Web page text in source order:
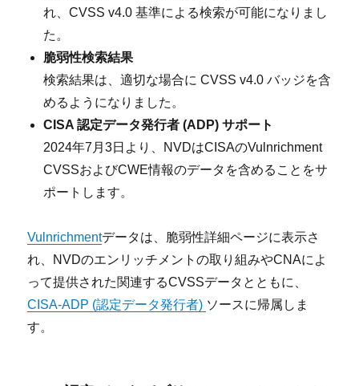
れ、CVSS v4.0 基準による検索が可能になりまし
た。
脆弱性検索結果
検索結果は、適切な場合に CVSS v4.0 バッジを含
めるようになりました。
CISA 認定データ発行者 (ADP) サポート
2024年7月3日より、NVDはCISAのVulnrichment
CVSSおよびCWE情報のデータを含めることをサ
ポートします。
Vulnrichmentデータは、脆弱性詳細ページに表示さ
れ、NVDのエンリッチメントの取り組みやCNAによ
って提供された関連するCVSSデータとともに、
CISA-ADP (認定データ発行者) ソースに帰属しま
す。